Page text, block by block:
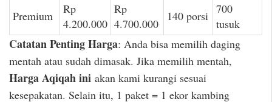
Premium
Rp
4.200.000
Rp
4.700.000
140 porsi 700
tusuk
Catatan Penting Harga: Anda bisa memilih daging
mentah atau sudah dimasak. Jika memilih mentah,
Harga Aqiqah ini akan kami kurangi sesuai
kesepakatan. Selain itu, 1 paket = 1 ekor kambing